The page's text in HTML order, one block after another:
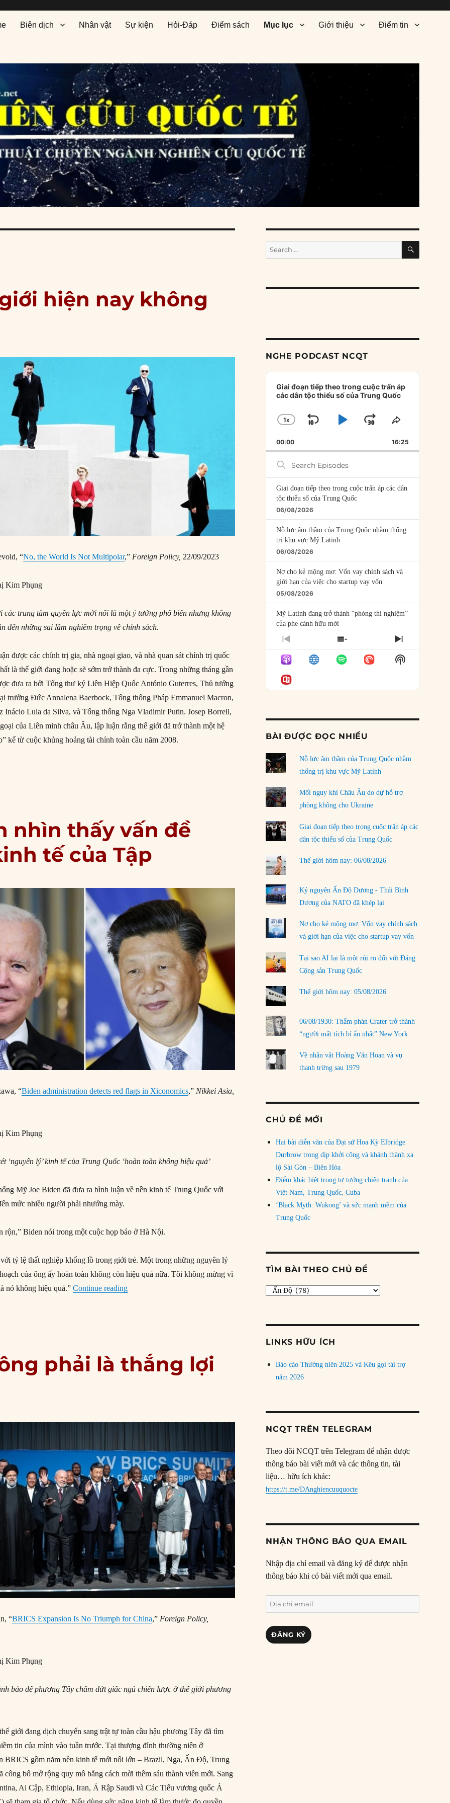
Biên dịch Nhân vật Sự kiện Hỏi-Đáp Điểm sách Mục lục Giới thiệu Điểm tin
hiện nay không
“No, the World Is Not Multipolar,” Foreign Policy, 22/09/2023
Kim Phụng
các trung tâm quyền lực mới nổi là một ý tưởng phổ biến nhưng không
đến những sai lầm nghiêm trọng về chính sách.
được các chính trị gia, nhà ngoại giao, và nhà quan sát chính trị quốc
là thế giới đang hoặc sẽ sớm trở thành đa cực. Trong những tháng gần
đưa ra bởi Tổng thư ký Liên Hiệp Quốc António Guterres, Thủ tướng
trưởng Đức Annalena Baerbock, Tổng thống Pháp Emmanuel Macron,
Inácio Lula da Silva, và Tổng thống Nga Vladimir Putin. Josep Borrell,
của Liên minh châu Âu, lập luận rằng thế giới đã trở thành một hệ
kể từ cuộc khủng hoảng tài chính toàn cầu năm 2008.
trật tự thế giới hiện nay không phải là đa cực!”
nhìn thấy vấn đề
tế của Tập
“Biden administration detects red flags in Xiconomics,” Nikkei Asia,
Kim Phụng
‘nguyên lý’ kinh tế của Trung Quốc ‘hoàn toàn không hiệu quả’
Mỹ Joe Biden đã đưa ra bình luận về nền kinh tế Trung Quốc với
mức nhiều người phải nhướng mày.
rộn,” Biden nói trong một cuộc họp báo ở Hà Nội.
tỷ lệ thất nghiệp khổng lồ trong giới trẻ. Một trong những nguyên lý
của ông ấy hoàn toàn không còn hiệu quả nữa. Tôi không mừng vì
nó không hiệu quả.”Continue reading“Chính quyền Biden nhìn thấy vấn đề trong chính sách kinh tế của Tập”
phải là thắng lợi
“BRICS Expansion Is No Triumph for China,”Foreign Policy,
Kim Phụng
báo để phương Tây chấm dứt giấc ngủ chiến lược ở thế giới phương
giới đang dịch chuyển sang trật tự toàn cầu hậu phương Tây đã tìm
tin của mình vào tuần trước. Tại thượng đỉnh thường niên ở
BRICS gồm năm nền kinh tế mới nổi lớn – Brazil, Nga, Ấn Độ, Trung
công bố mở rộng quy mô bằng cách mời thêm sáu thành viên mới. Sang
Ai Cập, Ethiopia, Iran, Ả Rập Saudi và Các Tiểu vương quốc Ả
Search
for:
SEARCH
NGHE PODCAST NCQT
Audio
Player
Giai đoạn tiếp theo trong cuộc trấn áp
các dân tộc thiểu số của Trung Quốc
CHANGE
RATE
1X
SKIP
BACKWARD
PLAYJUMP
FORWARD
SHARE
EPISODE
00:00 16:25
Search
Episodes
Giai đoạn tiếp theo trong cuộc trấn áp các dân
tộc thiểu số của Trung Quốc
06/08/2026
Nỗ lực âm thầm của Trung Quốc nhằm thống
trị khu vực Mỹ Latinh
06/08/2026
Nợ cho kẻ mộng mơ: Vốn vay chính sách và
giới hạn của việc cho startup vay vốn
05/08/2026
Mỹ Latinh đang trở thành “phòng thí nghiệm”
của phe cánh hữu mới
04/08/2026
Tại sao Trung Quốc phủ nhận cuộc gặp với
Ngoại trưởng Nhật Bản?
04/08/2026
03/08/2026
Đặt cược vào thất bại: Các quỹ đầu tư mạo
rủi ro
02/08/2026
Làm thế nào để kết thúc Chiến tranh Iran?
01/08/2026
Chiến lược kế tiếp của Bắc Kinh ở Biển Đông
31/07/2026
Trật tự thế giới mới: Các nước nhỏ sẽ luôn
phải chịu đựng?
30/07/2026
LOAD MORE
PREVIOUS
EPISODE
SHOW
EPISODES
LIST
NEXT
EPISODE
Show
Podcast
BÀI ĐƯỢC ĐỌC NHIỀU
Nỗ lực âm thầm của Trung Quốc nhằm
thống trị khu vực Mỹ Latinh
Mối nguy khi Châu Âu do dự hỗ trợ
phòng không cho Ukraine
Giai đoạn tiếp theo trong cuộc trấn áp các
dân tộc thiểu số của Trung Quốc
Thế giới hôm nay: 06/08/2026
Kỷ nguyên Ấn Độ Dương - Thái Bình
Dương của NATO đã khép lại
Nợ cho kẻ mộng mơ: Vốn vay chính sách
và giới hạn của việc cho startup vay vốn
Tại sao AI lại là một rủi ro đối với Đảng
Cộng sản Trung Quốc
Thế giới hôm nay: 05/08/2026
06/08/1930: Thẩm phán Crater trở thành
“người mất tích bí ẩn nhất” New York
Về nhân vật Hoàng Văn Hoan và vụ
thanh trừng sau 1979
CHỦ ĐỀ MỚI
Hai bài diễn văn của Đại sứ Hoa Kỳ Elbridge
Durbrow trong dịp khởi công và khánh thành xa
lộ Sài Gòn – Biên Hòa
Điểm khác biệt trong tư tưởng chiến tranh của
Việt Nam, Trung Quốc, Cuba
‘Black Myth: Wukong’ và sức mạnh mềm của
Trung Quốc
TÌM BÀI THEO CHỦ ĐỀ
Tìm
LINKS HỮU ÍCH
Báo cáo Thường niên 2025 và Kêu gọi tài trợ
năm 2026
NCQT TRÊN TELEGRAM
Theo dõi NCQT trên Telegram để nhận được
thông báo bài viết mới và các thông tin, tài
liệu… hữu ích khác:
https://t.me/DAnghiencuuquocte
NHẬN THÔNG BÁO QUA EMAIL
Nhập địa chỉ email và đăng ký để được nhận
thông báo khi có bài viết mới qua email.
Địa
chỉ
email
ĐĂNG KÝ